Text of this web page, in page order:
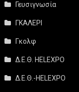
Γευσιγνωσία
ΓΚΑΛΕΡΙ
Γκολφ
Δ.Ε.Θ. HELEXPO
Δ.Ε.Θ.-HELEXPO